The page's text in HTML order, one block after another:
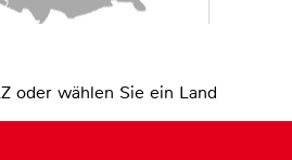
oder wählen Sie ein Land